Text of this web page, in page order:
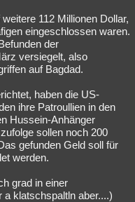
112 Millionen Dollar,
eingeschlossen waren.
der
versiegelt, also
auf Bagdad.
haben die US-
ihre Patroullien in den
Hussein-Anhänger
sollen noch 200
gefunden Geld soll für
werden.
grad in einer
klatschspaltln aber....)